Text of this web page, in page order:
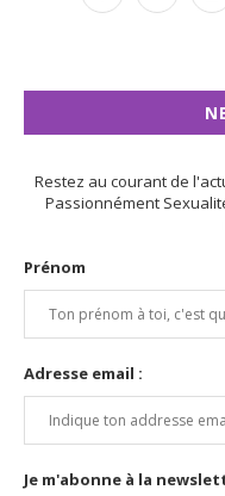
Restez au courant de
Passionnément
Prénom
Adresse email :
Je m'abonne à la